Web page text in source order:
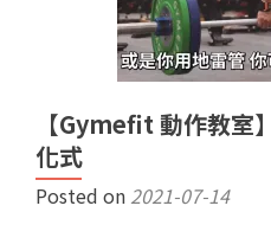
【Gymefit 動作教室
化式
Posted on 2021-07-14